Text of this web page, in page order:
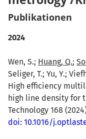
Publikationen
2024
Wen, S.; Huang, Q.;
Seliger, T.; Yu, Y.;
High efficiency
high line density for
Technology 168
doi: 10.1016/